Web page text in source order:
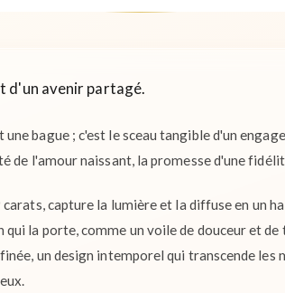
d'un avenir partagé.
une bague ; c'est le sceau tangible d'un
de l'amour naissant, la promesse d'une
capture la lumière et la diffuse en un
la porte, comme un voile de douceur et
un design intemporel qui transcende les